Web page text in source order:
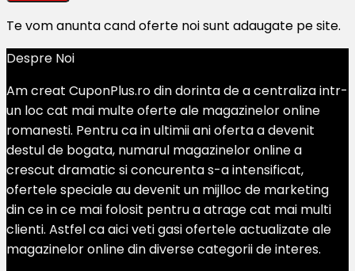
Te vom anunta cand oferte noi sunt adaugate pe site.
Despre Noi
Am creat CuponPlus.ro din dorinta de a centraliza intr-
un loc cat mai multe oferte ale magazinelor online
romanesti. Pentru ca in ultimii ani oferta a devenit
destul de bogata, numarul magazinelor online a
crescut dramatic si concurenta s-a intensificat,
ofertele speciale au devenit un mijlloc de marketing
din ce in ce mai folosit pentru a atrage cat mai multi
clienti. Astfel ca aici veti gasi ofertele actualizate ale
magazinelor online din diverse categorii de interes.